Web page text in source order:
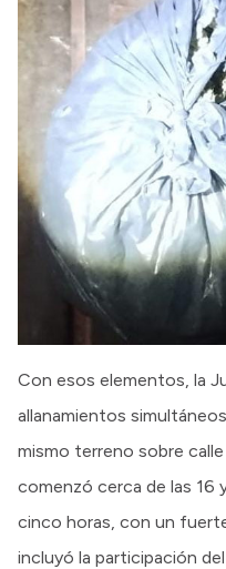
Con esos elementos, la
allanamientos
mismo terreno sobre
comenzó cerca de las 16
cinco horas, con un
incluyó la participación